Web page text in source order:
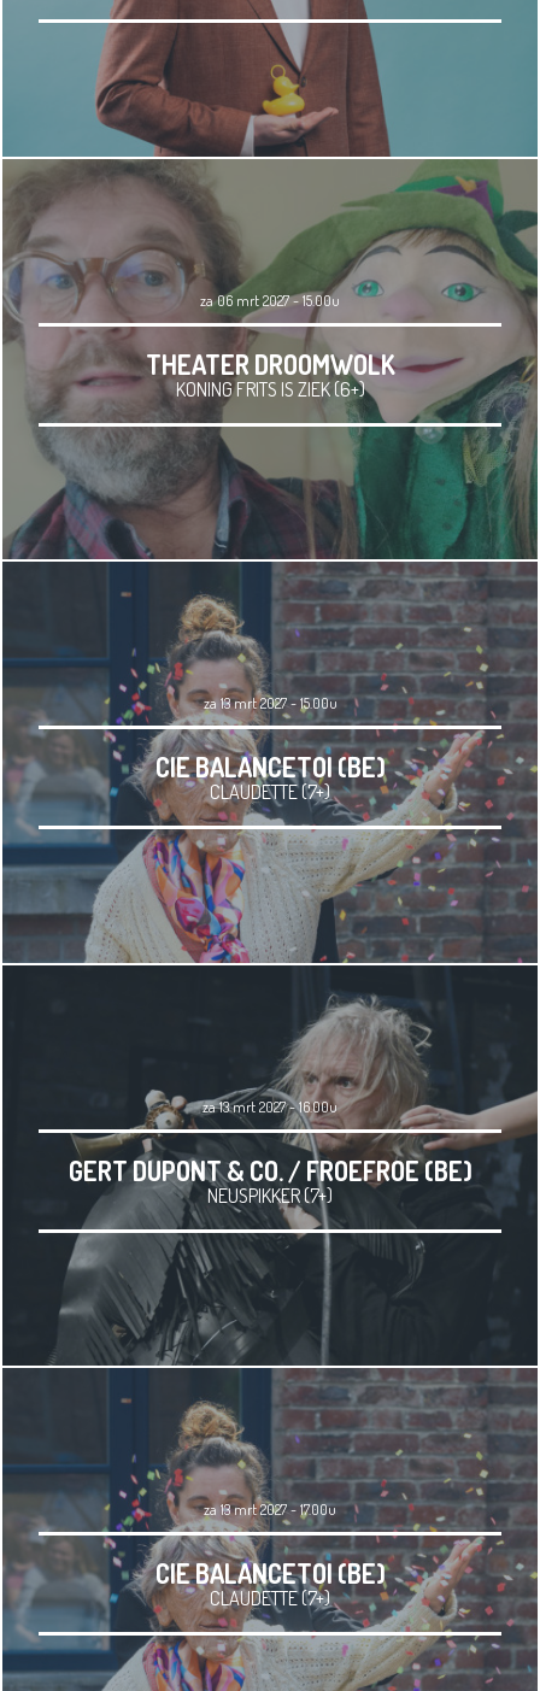
za 06 mrt 2027 - 15.00u
THEATER DROOMWOLK
KONING FRITS IS ZIEK (6+)
za 13 mrt 2027 - 15.00u
CIE BALANCETOI (BE)
CLAUDETTE (7+)
za 13 mrt 2027 - 16.00u
GERT DUPONT & CO. / FROEFROE (BE)
NEUSPIKKER (7+)
za 13 mrt 2027 - 17.00u
CIE BALANCETOI (BE)
CLAUDETTE (7+)